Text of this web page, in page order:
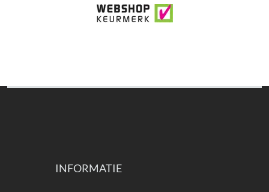
INFORMATIE